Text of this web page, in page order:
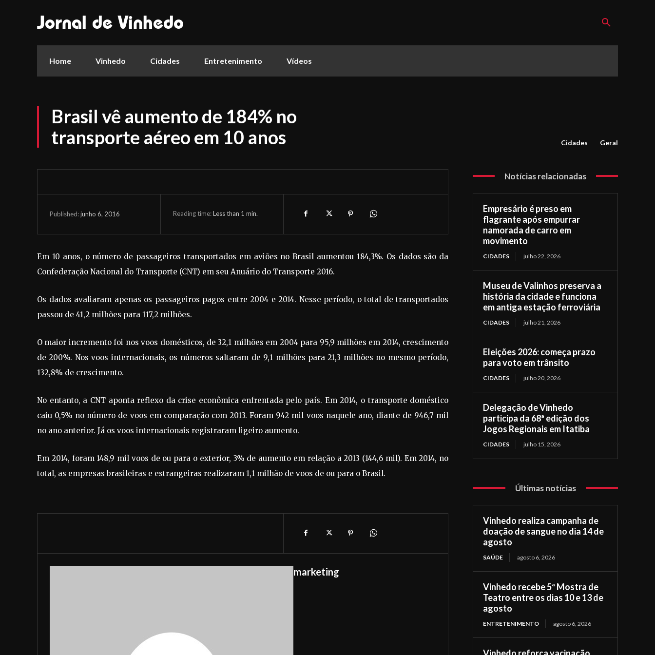
Jornal de Vinhedo
Home Vinhedo Cidades Entretenimento Vídeos
Brasil vê aumento de 184% no
transporte aéreo em 10 anos
Cidades Geral
Published:junho 6, 2016 Reading time:Less than 1 min.
Em 10 anos, o número de passageiros transportados em aviões no Brasil aumentou 184,3%. Os dados são da
Confederação Nacional do Transporte (CNT) em seu Anuário do Transporte 2016.
Os dados avaliaram apenas os passageiros pagos entre 2004 e 2014. Nesse período, o total de transportados
passou de 41,2 milhões para 117,2 milhões.
O maior incremento foi nos voos domésticos, de 32,1 milhões em 2004 para 95,9 milhões em 2014, crescimento
de 200%. Nos voos internacionais, os números saltaram de 9,1 milhões para 21,3 milhões no mesmo período,
132,8% de crescimento.
No entanto, a CNT aponta reflexo da crise econômica enfrentada pelo país. Em 2014, o transporte doméstico
caiu 0,5% no número de voos em comparação com 2013. Foram 942 mil voos naquele ano, diante de 946,7 mil
no ano anterior. Já os voos internacionais registraram ligeiro aumento.
Em 2014, foram 148,9 mil voos de ou para o exterior, 3% de aumento em relação a 2013 (144,6 mil). Em 2014, no
total, as empresas brasileiras e estrangeiras realizaram 1,1 milhão de voos de ou para o Brasil.
marketing
Notícias relacionadas
Empresário é preso em
flagrante após empurrar
namorada de carro em
movimento
CIDADES julho 22, 2026
Museu de Valinhos preserva a
história da cidade e funciona
em antiga estação ferroviária
CIDADES julho 21, 2026
Eleições 2026: começa prazo
para voto em trânsito
CIDADES julho 20, 2026
Delegação de Vinhedo
participa da 68ª edição dos
Jogos Regionais em Itatiba
CIDADES julho 15, 2026
Últimas notícias
Vinhedo realiza campanha de
doação de sangue no dia 14 de
agosto
SAÚDE agosto 6, 2026
Vinhedo recebe 5ª Mostra de
Teatro entre os dias 10 e 13 de
agosto
ENTRETENIMENTO agosto 6, 2026